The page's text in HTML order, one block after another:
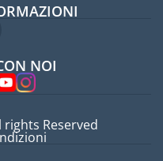
NOI
rights Reserved